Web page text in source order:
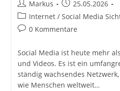
Beitrags-
Autor:
Markus
Beitrag
veröffentlicht:
25.05.2026
Beitrags-
Kategorie:
Internet / Social Media
Beitrags-
0 Kommentare
Social Media ist heute mehr
und Videos. Es ist ein
ständig wachsendes
wie Menschen weltweit…